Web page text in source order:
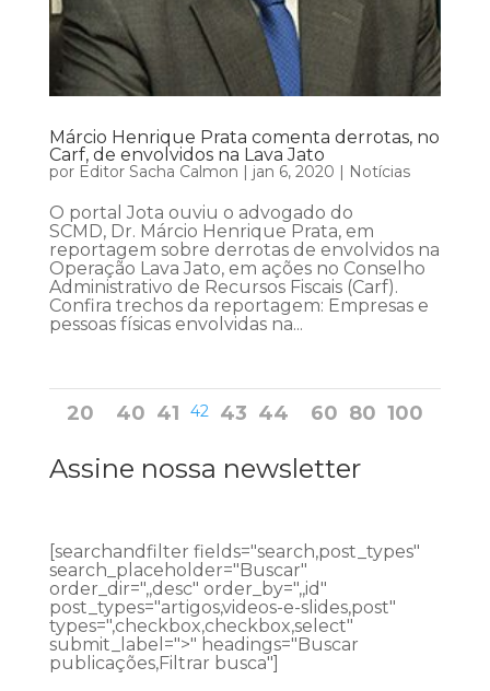
Márcio Henrique Prata comenta derrotas, no
Carf, de envolvidos na Lava Jato
por Editor Sacha Calmon | jan 6, 2020 | Notícias
O portal Jota ouviu o advogado do
SCMD, Dr. Márcio Henrique Prata, em
reportagem sobre derrotas de envolvidos na
Operação Lava Jato, em ações no Conselho
Administrativo de Recursos Fiscais (Carf).
Confira trechos da reportagem: Empresas e
pessoas físicas envolvidas na...
20 40 41 42 43 44 60 80 100
Assine nossa newsletter
[searchandfilter fields="search,post_types"
search_placeholder="Buscar"
order_dir=",,desc" order_by=",,id"
post_types="artigos,videos-e-slides,post"
types=",checkbox,checkbox,select"
submit_label=">" headings="Buscar
publicações,Filtrar busca"]